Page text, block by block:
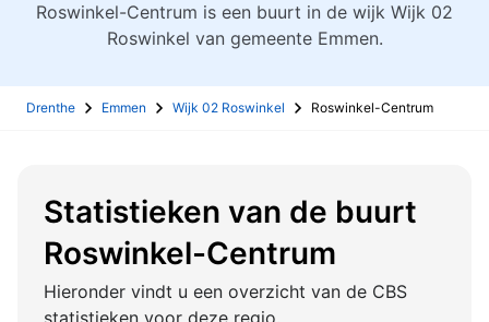
Roswinkel-Centrum is een buurt in de wijk Wijk 02
Roswinkel van gemeente Emmen.
Drenthe Emmen Wijk 02 Roswinkel Roswinkel-Centrum
Statistieken van de buurt
Roswinkel-Centrum
Hieronder vindt u een overzicht van de CBS
statistieken voor deze regio.